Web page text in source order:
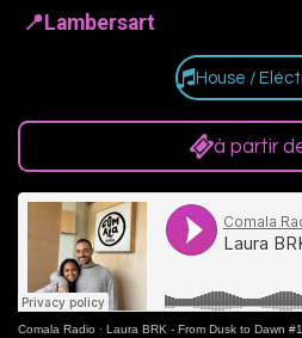
📍Lambersart
House /
à partir
Comala Radio · Laura BRK - From Dusk to Dawn